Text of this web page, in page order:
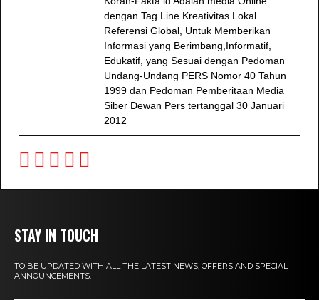
dengan Tag Line Kreativitas Lokal
Referensi Global, Untuk Memberikan
Informasi yang Berimbang,Informatif,
Edukatif, yang Sesuai dengan Pedoman
Undang-Undang PERS Nomor 40 Tahun
1999 dan Pedoman Pemberitaan Media
Siber Dewan Pers tertanggal 30 Januari
2012
STAY IN TOUCH
TO BE UPDATED WITH ALL THE LATEST NEWS, OFFERS AND SPECIAL
ANNOUNCEMENTS.